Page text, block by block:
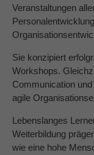
Veranstaltungen
Sie konzipiert
Workshops.
Communication
agile
Lebenslanges
Weiterbildung
wie eine hohe